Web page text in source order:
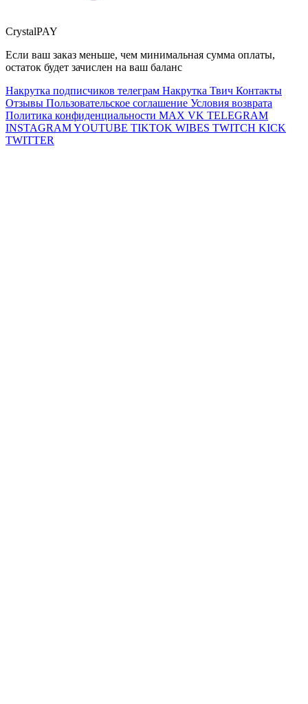
CrystalPAY
Если ваш заказ меньше, чем минимальная сумма оплаты,
остаток будет зачислен на ваш баланс
Накрутка подписчиков телеграм Накрутка Твич Контакты
Отзывы Пользовательское соглашение Условия возврата
Политика конфиденциальности MAX VK TELEGRAM
INSTAGRAMYOUTUBE TIKTOK WIBES TWITCH KICK
TWITTER